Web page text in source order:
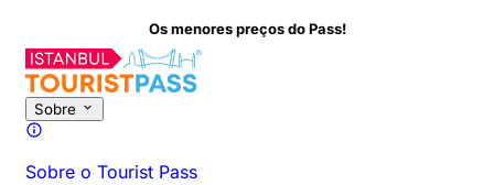
Os menores preços do Pass!
Sobre
Sobre o Tourist Pass
Sobre esta atividade Visão geral Horários e Duração